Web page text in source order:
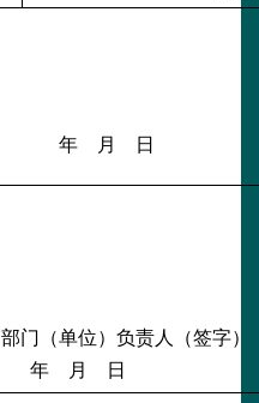
年 月 日
部门（单位）负责人（签字）
年
月 日